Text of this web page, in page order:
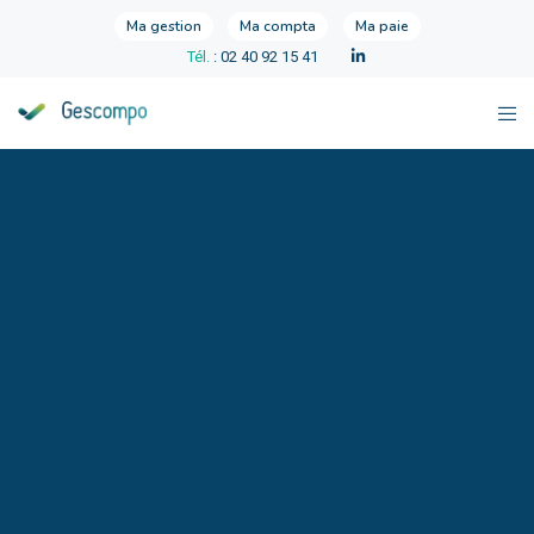
Ma gestion Ma compta Ma paie
Tél. : 02 40 92 15 41